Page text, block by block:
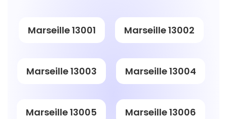
Marseille 13001 Marseille 13002
Marseille 13003 Marseille 13004
Marseille 13005 Marseille 13006